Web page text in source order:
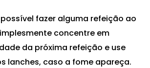
fazer alguma refeição ao
concentre em
da próxima refeição e use
lanches, caso a fome apareça.